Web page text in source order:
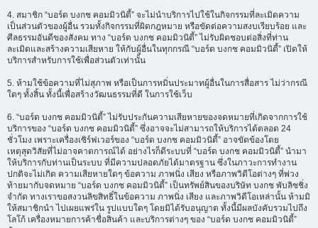
4. สมาชิก “บอร์ด บงกช คอมมิวนิตี้” จะไม่นำบริการไปใช้ในกิจกรรมที่ละเมิดความ
เป็นส่วนตัวของผู้อื่น รวมทั้งกิจกรรมที่ผิดกฎหมาย หรือขัดต่อความสงบเรียบร้อย และ
ศีลธรรมอันดีของสังคม ทาง “บอร์ด บงกช คอมมิวนิตี้” ไม่รับผิดชอบต่อสิ่งที่ท่าน
ละเมิดและสร้างความเสียหาย ให้กับผู้อื่นในทุกกรณี “บอร์ด บงกช คอมมิวนิตี้” เปิดให้
บริการสำหรับการใช้เพื่อส่วนตัวเท่านั้น
5. ห้ามใช้ข้อความที่ไม่สุภาพ หรือเป็นการหมิ่นประมาทผู้อื่นในการสื่อสาร ไม่ว่ากรณี
ใดๆ ทั้งสิ้น ทั้งนี้เพื่อสร้างวัฒนธรรมที่ดี ในการใช้เว็บ
6. “บอร์ด บงกช คอมมิวนิตี้” ไม่รับประกันความเสียหายของจดหมายที่เกิดจากการใช้
บริการของ “บอร์ด บงกช คอมมิวนิตี้” ซึ่งอาจจะไม่สามารถให้บริการได้ตลอด 24
ชั่วโมง เพราะเครื่องเซิร์ฟเวอร์ของ “บอร์ด บงกช คอมมิวนิตี้” อาจขัดข้องโดย
เหตุสุดวิสัยที่ไม่อาจคาดการณ์ได้ อย่างไรก็ดีระบบที่ “บอร์ด บงกช คอมมิวนิตี้” นำมา
ให้บริการกับท่านเป็นระบบ ที่มีความปลอดภัยได้มาตรฐาน ซึ่งในภาวะการทำงาน
ปกติจะไม่เกิด ความเสียหายใดๆ ข้อความ ภาพนิ่ง เสียง หรือภาพวิดีโอต่างๆ ที่พ่วง
ท้ายมากับจดหมาย “บอร์ด บงกช คอมมิวนิตี้” เป็นทรัพย์สินของบริษัท บงกช พับลิชชิ่ง
จำกัด ทางเราขอสงวนลิขสิทธิ์ในข้อความ ภาพนิ่ง เสียง และภาพวิดีโอเหล่านั้น ห้ามมิ
ให้สมาชิกนำ ไปเผยแพร่ใน รูปแบบใดๆ โดยมิได้รับอนุญาต ทั้งนี้มีผลบังคับรวมไปถึง
โลโก้ เครื่องหมายการค้าชื่อสินค้า และบริการต่างๆ ของ “บอร์ด บงกช คอมมิวนิตี้”